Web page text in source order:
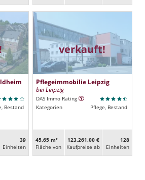
Bestand
39
Ein­heiten
verkauft!
Pflegeimmobilie Leipzig
bei Leipzig
DAS Immo Rating
Kategorien
Pflege, Bestand
45,65 m²
Fläche von
123.261,00 €
Kaufpreise ab
128
Ein­heiten